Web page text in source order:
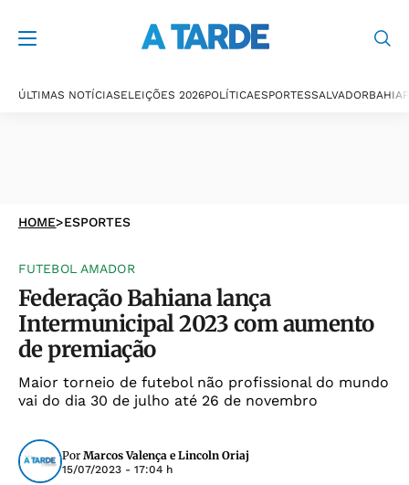
ÚLTIMAS NOTÍCIASELEIÇÕES 2026POLÍTICAESPORTESSALVADORBAHIA
HOME>ESPORTES
FUTEBOL AMADOR
Federação Bahiana lança
Intermunicipal 2023 com aumento
de premiação
Maior torneio de futebol não profissional do mundo
vai do dia 30 de julho até 26 de novembro
Por Marcos Valença e Lincoln Oriaj
15/07/2023 - 17:04 h